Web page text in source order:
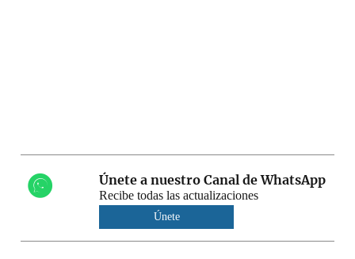
Únete a nuestro Canal de WhatsApp
Recibe todas las actualizaciones
Únete